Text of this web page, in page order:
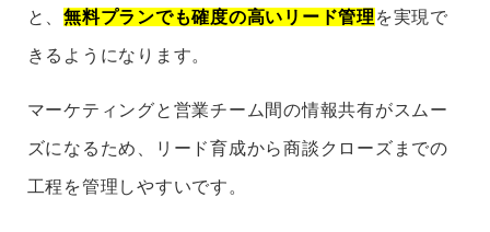
と、無料プランでも確度の高いリード管理 を実現で
きるようになります。
マーケティングと営業チーム間の情報共有がスムー
ズになるため、リード育成から商談クローズまでの
工程を管理しやすいです。